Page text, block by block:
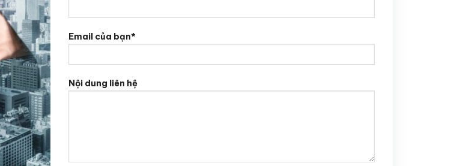
Email của bạn*
Nội dung liên hệ